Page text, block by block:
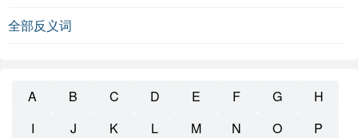
全部反义词
A B C D E F G
H
I
J K L M N O
P